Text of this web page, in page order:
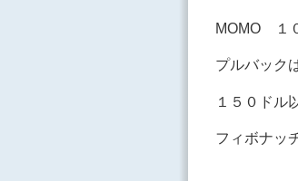
MOMO １
プルバック
１５０ドル
フィボナッ